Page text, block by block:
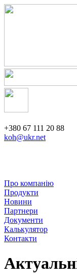
+380 67 111 20 88
koh@ukr.net
Про компанію
Продукти
Новини
Партнери
Документи
Калькулятор
Контакти